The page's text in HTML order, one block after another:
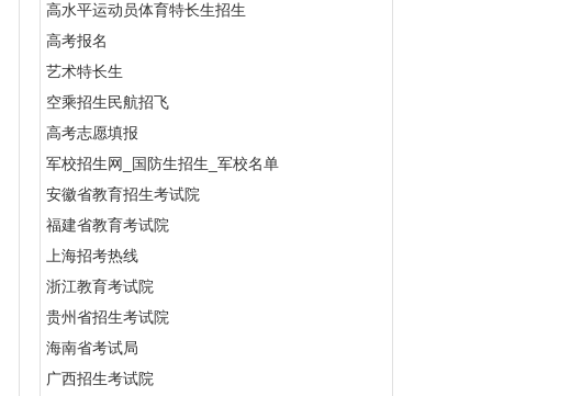
高水平运动员体育特长生招生
高考报名
艺术特长生
空乘招生民航招飞
高考志愿填报
军校招生网_国防生招生_军校名单
安徽省教育招生考试院
福建省教育考试院
上海招考热线
浙江教育考试院
贵州省招生考试院
海南省考试局
广西招生考试院